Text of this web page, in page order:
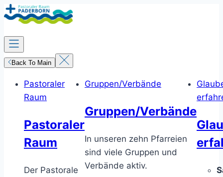
Zum
Inhalt
springen
Back To Main
Pastoraler
Raum
Pastoraler
Raum
Der Pastorale
Gruppen/Verbände
Gruppen/Verbände
In unseren zehn Pfarreien
sind viele Gruppen und
Verbände aktiv.